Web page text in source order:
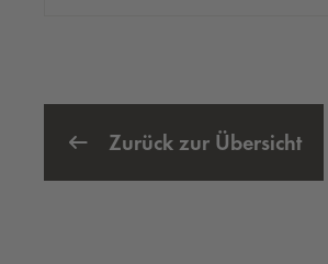
Zurück zur Übersicht